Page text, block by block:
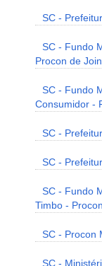
SC -
SC - Fundo
Procon de
SC - Fundo
Consumidor -
SC -
SC -
SC - Fundo
Timbo -
SC - Procon
SC -